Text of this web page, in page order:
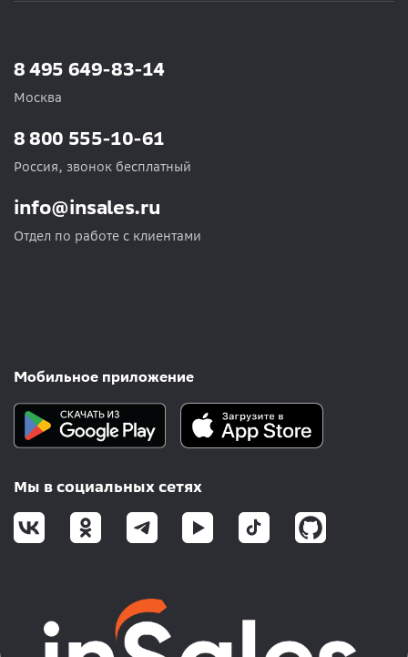
8 495 649-83-14
Москва
info@insales.ru
Отдел по работе с клиентами
8 800 555-10-61
Россия, звонок бесплатный
Мобильное приложение
Мы в социальных сетях